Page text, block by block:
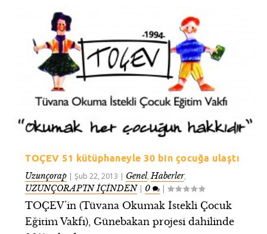
TOÇEV 51 kütüphaneyle 30 bin çocuğa ulaştı
Uzunçorap |Şub 22, 2013 | Genel,Haberler,
UZUNÇORAP’IN İÇİNDEN| 0 |
TOÇEV’in (Tüvana Okumak İstekli Çocuk
Eğitim Vakfı), Günebakan projesi dahilinde